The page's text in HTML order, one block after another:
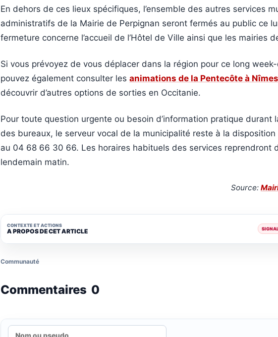
En dehors de ces lieux spécifiques, l’ensemble des autres services
administratifs de la Mairie de Perpignan seront fermés au public ce
fermeture concerne l’accueil de l’Hôtel de Ville ainsi que les mairies
Si vous prévoyez de vous déplacer dans la région pour ce long
pouvez également consulter les animations de la Pentecôte à Nîmes
découvrir d’autres options de sorties en Occitanie.
Pour toute question urgente ou besoin d’information pratique durant
des bureaux, le serveur vocal de la municipalité reste à la disposition
au 04 68 66 30 66. Les horaires habituels des services reprendront
lendemain matin.
Source:
CONTEXTE ET ACTIONS
A PROPOS DE CET ARTICLE
Communauté
Commentaires 0